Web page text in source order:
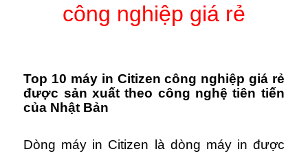
công nghiệp giá rẻ
Top 10 máy in Citizen công nghiệp giá rẻ
được sản xuất theo công nghệ tiên tiến
của Nhật Bản
Dòng máy in Citizen là dòng máy in được